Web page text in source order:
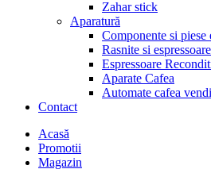
Zahar stick
Aparatură
Componente si piese
Rasnite si
Espressoare
Aparate Cafea
Automate cafea
Contact
Menu
Acasă
Promotii
Magazin